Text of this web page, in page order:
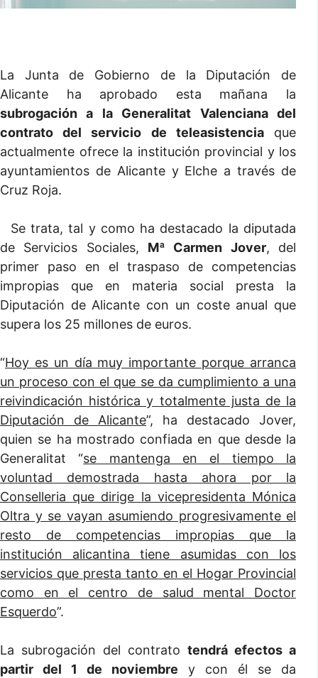
La Junta de Gobierno de la Diputación de
Alicante ha aprobado esta mañana la
subrogación a la Generalitat Valenciana del
contrato del servicio de teleasistenciaque
actualmente ofrece la institución provincial y los
ayuntamientos de Alicante y Elche a través de
Cruz Roja.
Se trata, tal y como ha destacado la diputada
de Servicios Sociales, Mª Carmen Jover, del
primer paso en el traspaso de competencias
impropias que en materia social presta la
Diputación de Alicante con un coste anual que
supera los 25 millones de euros.
“Hoy es un día muy importante porque arranca
un proceso con el que se da cumplimiento a una
reivindicación histórica y totalmente justa de la
Diputación de Alicante”, ha destacado Jover,
quien se ha mostrado confiada en que desde la
Generalitat “se mantenga en el tiempo la
voluntad demostrada hasta ahora por la
Conselleria que dirige la vicepresidenta Mónica
Oltra y se vayan asumiendo progresivamente el
resto de competencias impropias que la
institución alicantina tiene asumidas con los
servicios que presta tanto en el Hogar Provincial
como en el centro de salud mental Doctor
Esquerdo”.
La subrogación del contrato tendrá efectos a
partir del 1 de noviembre y con él se da